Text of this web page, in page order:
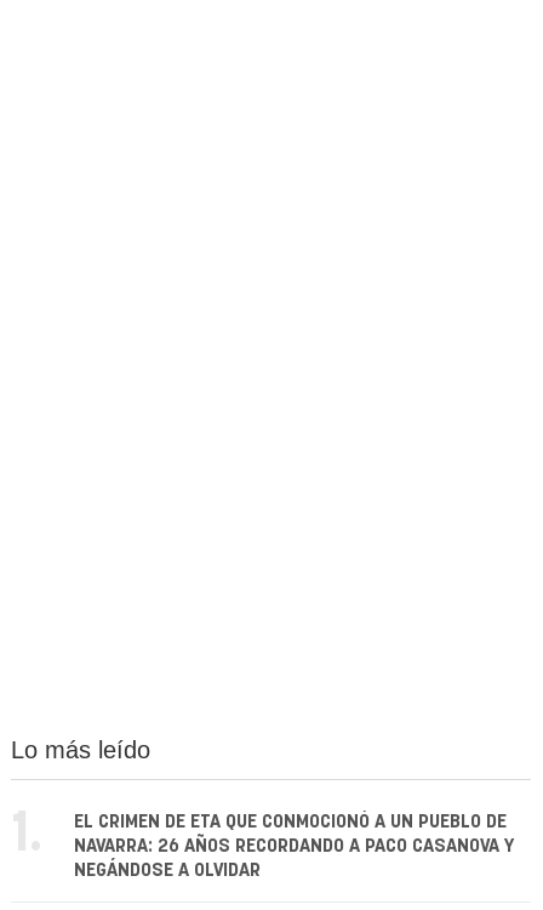
Lo más leído
1.
EL CRIMEN DE ETA QUE CONMOCIONÓ A UN PUEBLO DE
NAVARRA: 26 AÑOS RECORDANDO A PACO CASANOVA Y
NEGÁNDOSE A OLVIDAR